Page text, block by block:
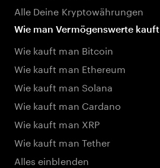
Alle Deine Kryptowährungen
Wie man Vermögenswerte kauft
Wie kauft man Bitcoin
Wie kauft man Ethereum
Wie kauft man Solana
Wie kauft man Cardano
Wie kauft man XRP
Wie kauft man Tether
Alles einblenden